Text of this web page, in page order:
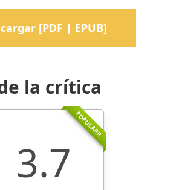
[PDF | EPUB]
la crítica
POPULARR
3.7